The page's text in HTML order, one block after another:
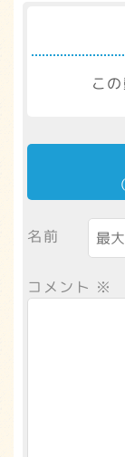
こ
名前
コメント ※